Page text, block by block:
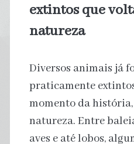
extintos que
natureza
Diversos animais já
praticamente
momento da
natureza. Entre
aves e até lobos,